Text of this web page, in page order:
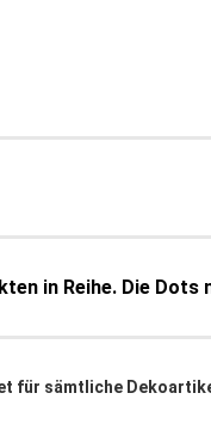
in Reihe. Die Dots
für sämtliche